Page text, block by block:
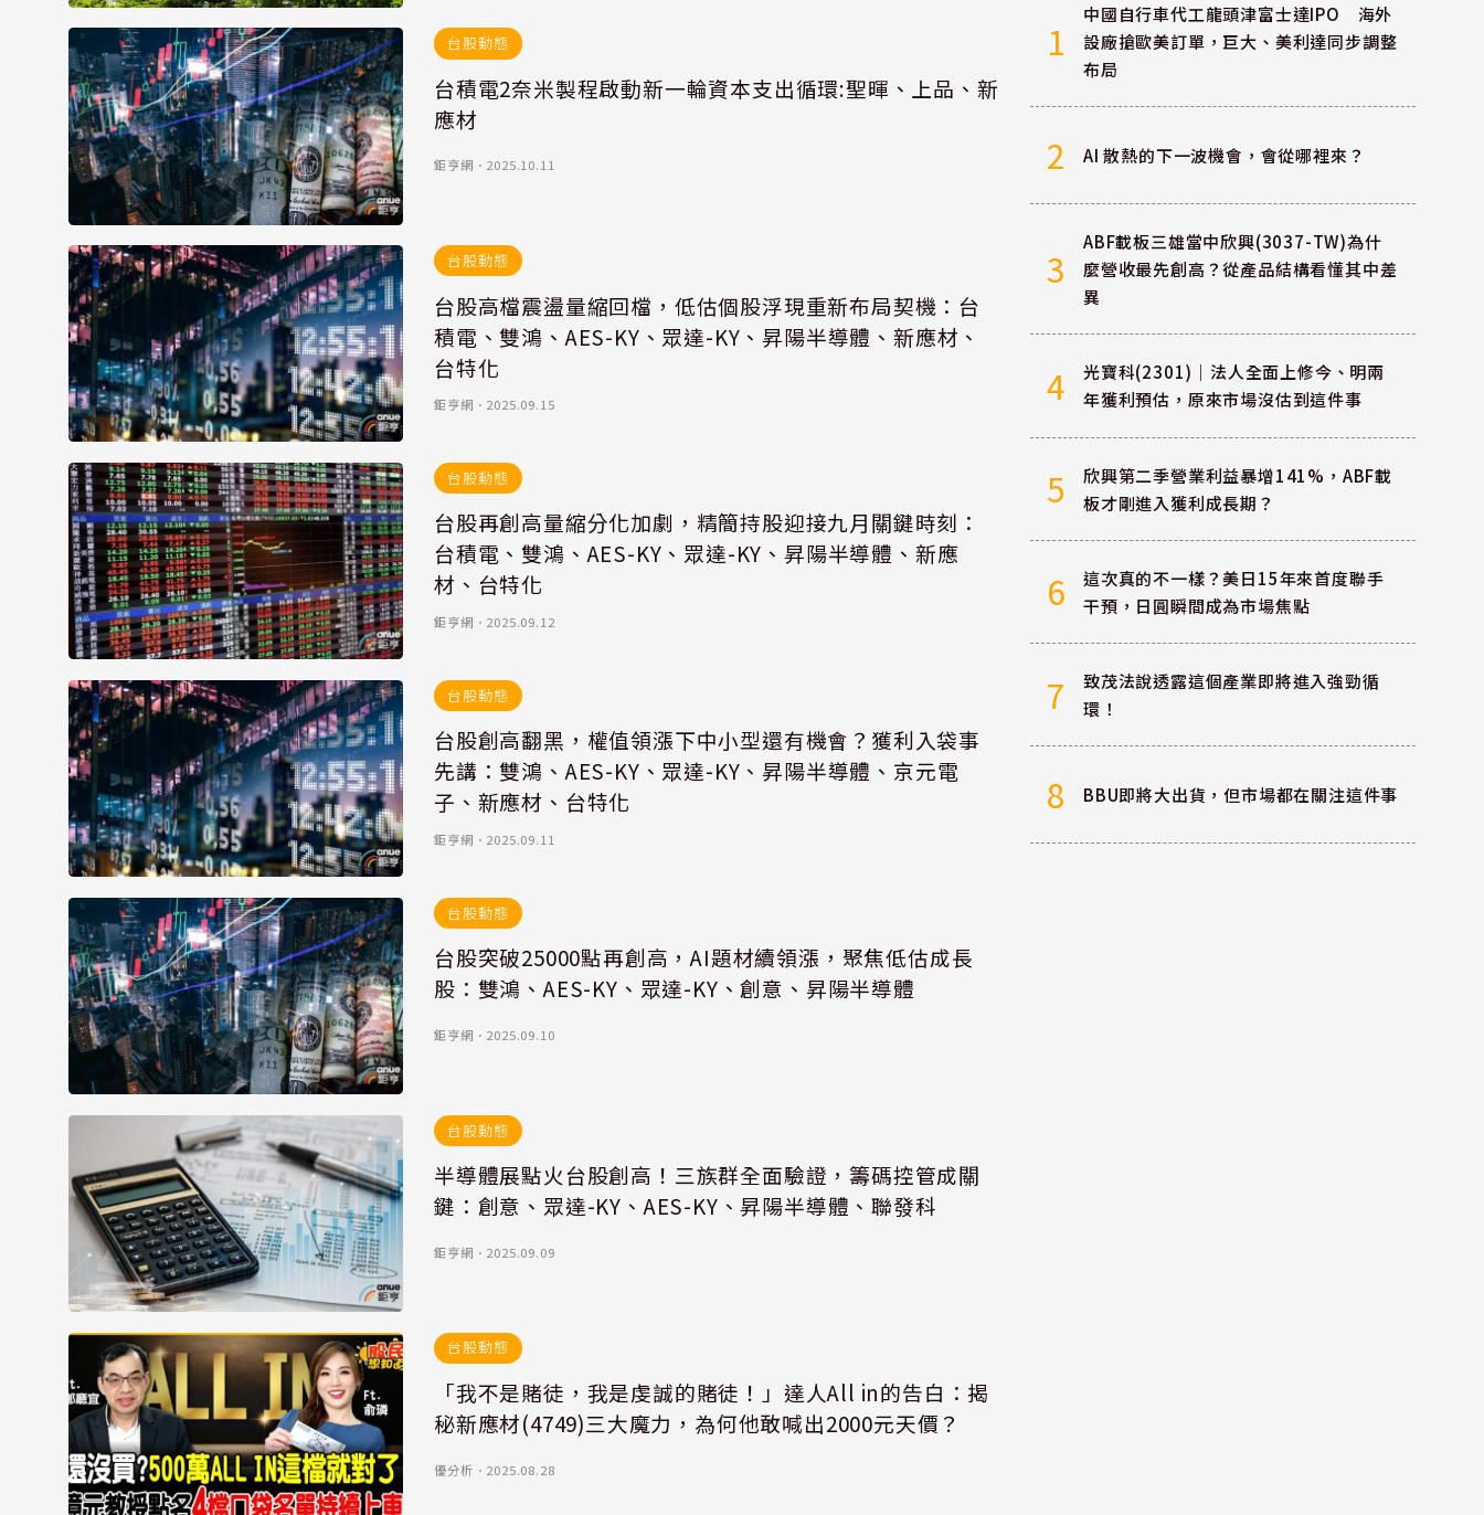
台股動態
台積電2奈米製程啟動新一輪資本支出循環:聖暉、上品、新
應材
鉅亨網 ． 2025.10.11
台股動態
台股高檔震盪量縮回檔，低估個股浮現重新布局契機：台
積電、雙鴻、AES-KY、眾達-KY、昇陽半導體、新應材、
台特化
鉅亨網 ． 2025.09.15
台股動態
台股再創高量縮分化加劇，精簡持股迎接九月關鍵時刻：
台積電、雙鴻、AES-KY、眾達-KY、昇陽半導體、新應
材、台特化
鉅亨網 ． 2025.09.12
台股動態
台股創高翻黑，權值領漲下中小型還有機會？獲利入袋事
先講：雙鴻、AES-KY、眾達-KY、昇陽半導體、京元電
子、新應材、台特化
鉅亨網 ． 2025.09.11
台股動態
台股突破25000點再創高，AI題材續領漲，聚焦低估成長
股：雙鴻、AES-KY、眾達-KY、創意、昇陽半導體
鉅亨網 ． 2025.09.10
台股動態
半導體展點火台股創高！三族群全面驗證，籌碼控管成關
鍵：創意、眾達-KY、AES-KY、昇陽半導體、聯發科
鉅亨網 ． 2025.09.09
台股動態
「我不是賭徒，我是虔誠的賭徒！」達人All in的告白：揭
秘新應材(4749)三大魔力，為何他敢喊出2000元天價？
優分析 ． 2025.08.28
1
中國自行車代工龍頭津富士達IPO 海外
設廠搶歐美訂單，巨大、美利達同步調整
布局
2 AI 散熱的下一波機會，會從哪裡來？
3
ABF載板三雄當中欣興(3037-TW)為什
麼營收最先創高？從產品結構看懂其中差
異
4
光寶科(2301)｜法人全面上修今、明兩
年獲利預估，原來市場沒估到這件事
5
欣興第二季營業利益暴增141%，ABF載
板才剛進入獲利成長期？
6
這次真的不一樣？美日15年來首度聯手
干預，日圓瞬間成為市場焦點
7
致茂法說透露這個產業即將進入強勁循
環！
8 BBU即將大出貨，但市場都在關注這件事